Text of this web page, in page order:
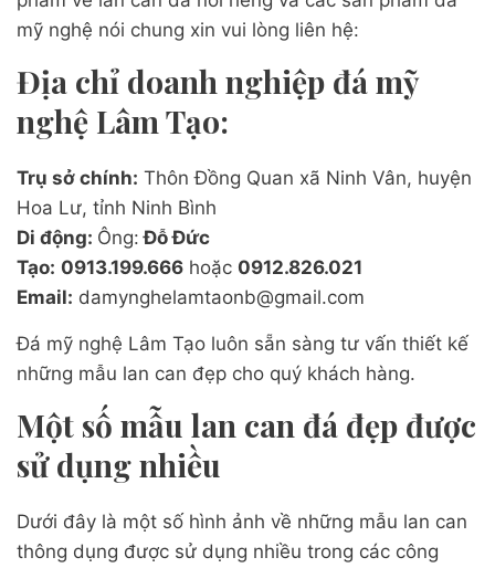
mỹ nghệ nói chung xin vui lòng liên hệ:
Địa chỉ doanh nghiệp đá mỹ
nghệ Lâm Tạo:
Trụ sở chính: Thôn Đồng Quan xã Ninh Vân, huyện
Hoa Lư, tỉnh Ninh Bình
Di động: Ông: Đỗ Đức
Tạo: 0913.199.666 hoặc 0912.826.021
Email: damynghelamtaonb@gmail.com
Đá mỹ nghệ Lâm Tạo luôn sẵn sàng tư vấn thiết kế
những mẫu lan can đẹp cho quý khách hàng.
Một số mẫu lan can đá đẹp được
sử dụng nhiều
Dưới đây là một số hình ảnh về những mẫu lan can
thông dụng được sử dụng nhiều trong các công